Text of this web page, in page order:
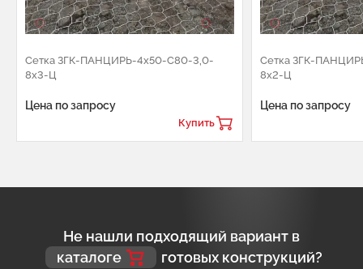
Сетка ЗГК-ПАНЦИРЬ-4х50-С80-3,0-
8х3-Ц
Цена по запросу
Купить
Сетка ЗГК-
8х2-Ц
Цена по запросу
Не нашли подходящий вариант в
каталоге
готовых конструкций?